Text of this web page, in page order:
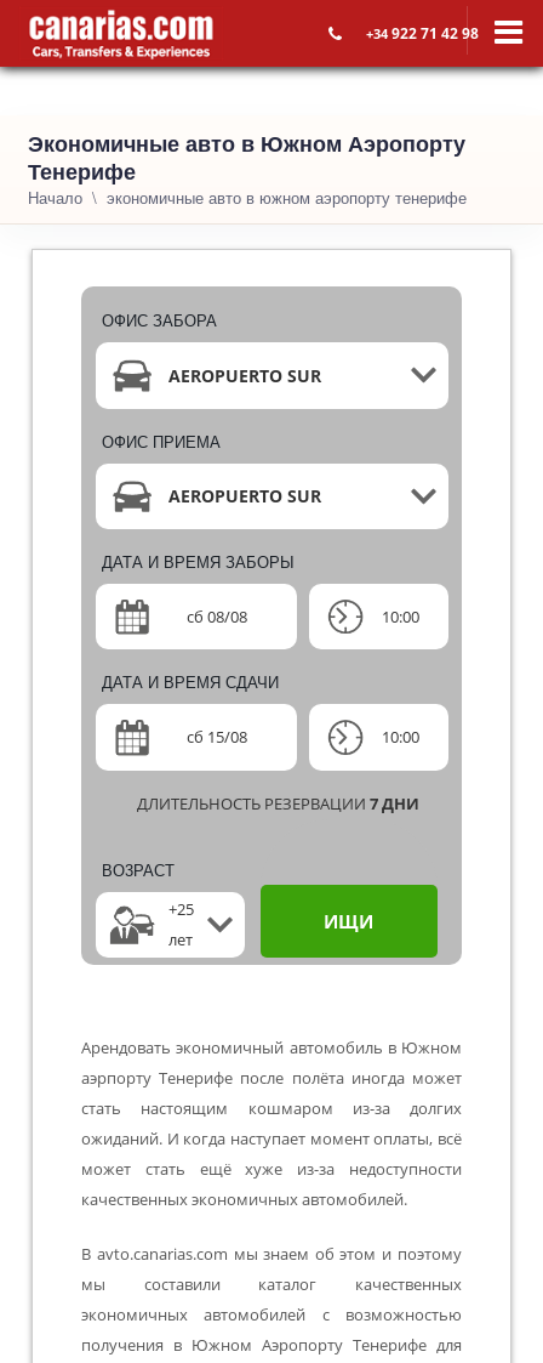
+34922 71 42 98
Экономичные авто в Южном Аэропорту
Тенерифе
Начало экономичные авто в южном аэропорту тенерифе
ОФИС ЗАБОРА
AEROPUERTO SUR
ДАТА И ВРЕМЯ ЗАБОРЫ
сб 08/08 10:00
ДЛИТЕЛЬНОСТЬ РЕЗЕРВАЦИИ 7ДНИ
ОФИС ПРИЕМА
AEROPUERTO SUR
ДАТА И ВРЕМЯ СДАЧИ
сб 15/08 10:00
ВO3PACT
+25
лет
ИЩИ
Арендовать экономичный автомобиль в Южном
аэрпорту Тенерифе после полёта иногда может
стать настоящим кошмаром из-за долгих
ожиданий. И когда наступает момент оплаты, всё
может стать ещё хуже из-за недоступности
качественных экономичных автомобилей.
В avto.canarias.com мы знаем об этом и поэтому
мы составили каталог качественных
экономичных автомобилей с возможностью
получения в Южном Аэропорту Тенерифе для